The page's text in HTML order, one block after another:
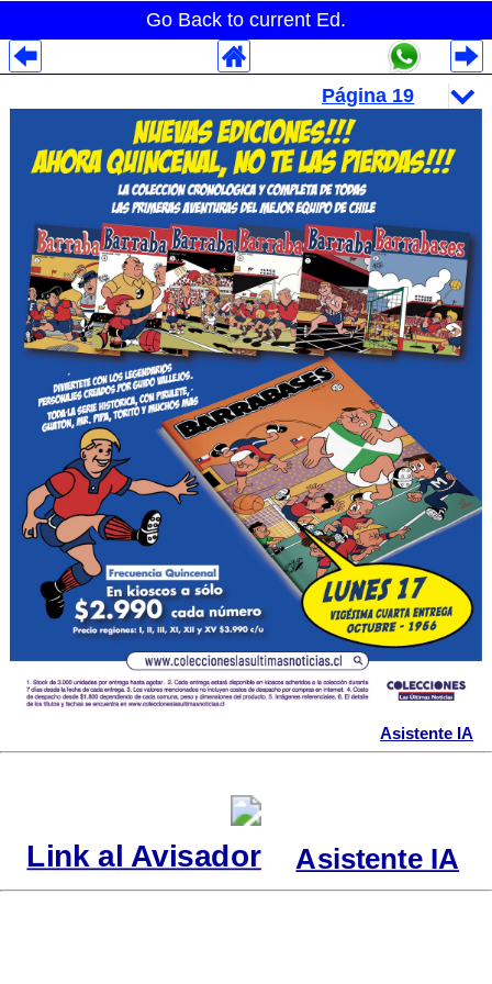
Go Back to current Ed.
Asistente IA
Link al Avisador Asistente IA
Despliegues Analytics
Despliegues Totales
Despliegues por Rubros